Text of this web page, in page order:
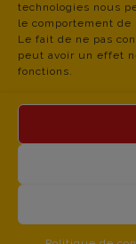
technologies nous
le comportement
Le fait de ne pas
peut avoir un effet
fonctions.